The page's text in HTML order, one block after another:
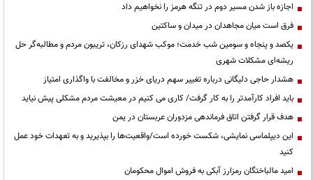
اجازه باز شدن مسیر دوم در تنگه هرمز را نخواهیم داد
فرق است میان مجاهدان در میدان و ساکتین
یکصد و پنجاه و سومین شب خدمت؛ موکب شهدای رزکان، تریبون مردم و مطالبه‌گر حل
ریشه‌ای مشکلات شهری
هشدار حاجی دلیگانی درباره تغییر سهم دریای خزر و مخالفت با واگذاری امتیاز
باید افراد کارآمدتر را به کار گرفت/ کاری می کنیم در معیشت مردم مشکلی پیش نیاید
هدف قرار گرفتن اتاق‌ فرماندهی مزدوران عربستان در یمن
این دیپلماسی نمایشی، شکست خورده است/واقعیت‌ها را بپذیرید و به تعهدات خود عمل
کنید
امید مالباختگان رمزارز آبکی به فروش اموال محکومان